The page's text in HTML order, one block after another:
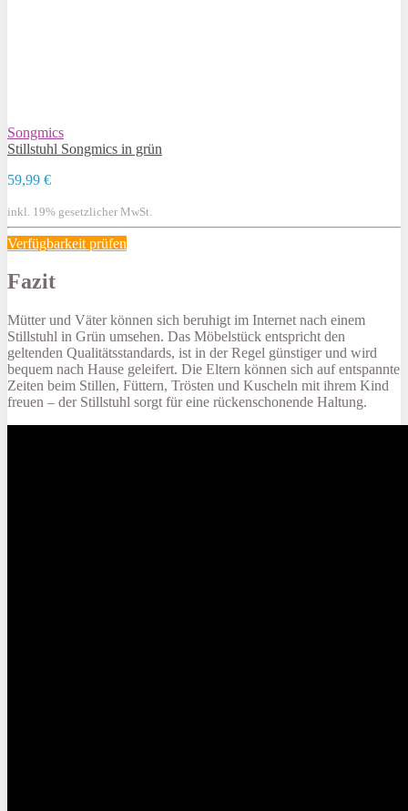
Songmics
Stillstuhl Songmics in grün
59,99 €
inkl. 19% gesetzlicher MwSt.
Verfügbarkeit prüfen
Fazit
Mütter und Väter können sich beruhigt im Internet nach einem
Stillstuhl in Grün umsehen. Das Möbelstück entspricht den
geltenden Qualitätsstandards, ist in der Regel günstiger und wird
bequem nach Hause geleifert. Die Eltern können sich auf entspannte
Zeiten beim Stillen, Füttern, Trösten und Kuscheln mit ihrem Kind
freuen – der Stillstuhl sorgt für eine rückenschonende Haltung.